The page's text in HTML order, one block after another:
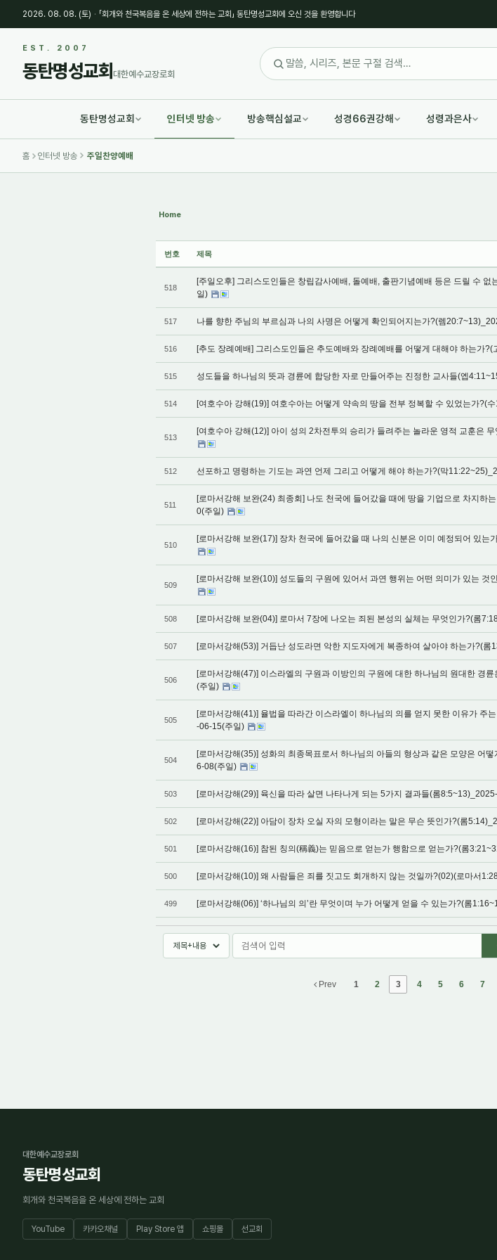
2026. 08. 08. (토) · 「회개와 천국복음을 온 세상에 전하는 교회」 동탄명성교회에 오신 것을 환영합니다
EST. 2007
동탄명성교회 대한예수교장로회
동탄명성교회 인터넷 방송 방송핵심설교 성경66권강해 성령과은사
홈 인터넷 방송 주일찬양예배
Home
번호 제목
518
[주일오후] 그리스도인들은 창립감사예배, 돌예배, 출판기념예배 등은 드릴 수
일)
517 나를 향한 주님의 부르심과 나의 사명은 어떻게 확인되어지는가?(렘
516 [추도 장례예배] 그리스도인들은 추도예배와 장례예배를 어떻게 대해야 하는가
515 성도들을 하나님의 뜻과 경륜에 합당한 자로 만들어주는 진정한 교사들(엡
514 [여호수아 강해(19)] 여호수아는 어떻게 약속의 땅을 전부 정복할 수 있었는가?(
513
[여호수아 강해(12)] 아이 성의 2차전투의 승리가 들려주는 놀라운 영적 교훈은
512 선포하고 명령하는 기도는 과연 언제 그리고 어떻게 해야 하는가?(막
511
[로마서강해 보완(24) 최종회] 나도 천국에 들어갔을 때에 땅을 기업으로 차지하
0(주일)
510
[로마서강해 보완(17)] 장차 천국에 들어갔을 때 나의 신분은 이미 예정되어 있
509
[로마서강해 보완(10)] 성도들의 구원에 있어서 과연 행위는 어떤 의미가 있는
508 [로마서강해 보완(04)] 로마서 7장에 나오는 죄된 본성의 실체는 무엇인가?(롬
507 [로마서강해(53)] 거듭난 성도라면 악한 지도자에게 복종하여 살아야 하는가?(
506
[로마서강해(47)] 이스라엘의 구원과 이방인의 구원에 대한 하나님의 원대한 경
(주일)
505
[로마서강해(41)] 율법을 따라간 이스라엘이 하나님의 의를 얻지 못한 이유가 주
-06-15(주일)
504
[로마서강해(35)] 성화의 최종목표로서 하나님의 아들의 형상과 같은 모양은 어
6-08(주일)
503 [로마서강해(29)] 육신을 따라 살면 나타나게 되는 5가지 결과들(롬
502 [로마서강해(22)] 아담이 장차 오실 자의 모형이라는 말은 무슨 뜻인가?(롬
501 [로마서강해(16)] 참된 칭의(稱義)는 믿음으로 얻는가 행함으로 얻는가?(롬
500 [로마서강해(10)] 왜 사람들은 죄를 짓고도 회개하지 않는 것일까?(02)(로마서
499 [로마서강해(06)] ‘하나님의 의’란 무엇이며 누가 어떻게 얻을 수 있는가?(롬
Prev 1 2 3 4 5 6 7
대한예수교장로회
동탄명성교회
회개와 천국복음을 온 세상에 전하는 교회
YouTube 카카오채널 Play Store 앱 쇼핑몰 선교회
Sketchbook5, 스케치북5
Sketchbook5, 스케치북5
Sketchbook5, 스케치북5
Sketchbook5, 스케치북5